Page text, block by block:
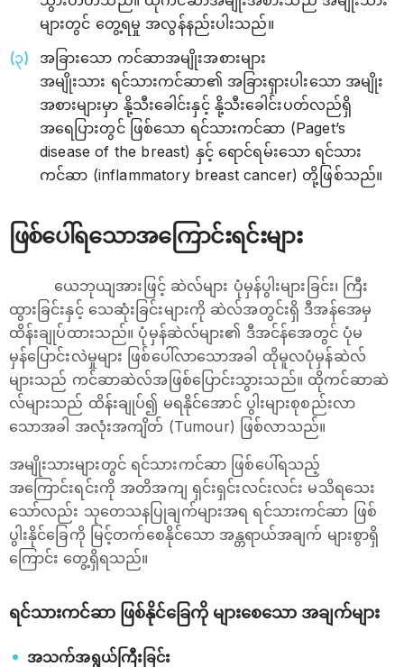
များတွင် တွေ့ရမှု အလွန်နည်းပါးသည်။
အခြားသော ကင်ဆာအမျိုးအစားများ
အမျိုးသား ရင်သားကင်ဆာ၏ အခြားရှားပါးသော အမျိုး
အစားများမှာ နို့သီးခေါင်းနှင့် နို့သီးခေါင်းပတ်လည်ရှိ
အရေပြားတွင် ဖြစ်သော ရင်သားကင်ဆာ (Paget’s
disease of the breast) နှင့် ရောင်ရမ်းသော ရင်သား
ကင်ဆာ (inflammatory breast cancer) တို့ဖြစ်သည်။
ဖြစ်ပေါ်ရသောအကြောင်းရင်းများ
ယေဘုယျအားဖြင့် ဆဲလ်များ ပုံမှန်ပွါးများခြင်း၊ ကြီး
ထွားခြင်းနှင့် သေဆုံးခြင်းများကို ဆဲလ်အတွင်းရှိ ဒီအန်အေမှ
ထိန်းချုပ်ထားသည်။ ပုံမှန်ဆဲလ်များ၏ ဒီအင်န်အေတွင် ပုံမ
မှန်ပြောင်းလဲမှုများ ဖြစ်ပေါ်လာသောအခါ ထိုမူလပုံမှန်ဆဲလ်
များသည် ကင်ဆာဆဲလ်အဖြစ်ပြောင်းသွားသည်။ ထိုကင်ဆာဆဲ
လ်များသည် ထိန်းချုပ်၍ မရနိုင်အောင် ပွါးများစုစည်းလာ
သောအခါ အလုံးအကျိတ် (Tumour) ဖြစ်လာသည်။
အမျိုးသားများတွင် ရင်သားကင်ဆာ ဖြစ်ပေါ်ရသည့်
အကြောင်းရင်းကို အတိအကျ ရှင်းရှင်းလင်းလင်း မသိရသေး
သော်လည်း သုတေသနပြုချက်များအရ ရင်သားကင်ဆာ ဖြစ်
ပွါးနိုင်ခြေကို မြင့်တက်စေနိုင်သော အန္တရာယ်အချက် များစွာရှိ
ကြောင်း တွေ့ရှိရသည်။
ရင်သားကင်ဆာ ဖြစ်နိုင်ခြေကို များစေသော အချက်များ
အသက်အရွယ်ကြီးခြင်း